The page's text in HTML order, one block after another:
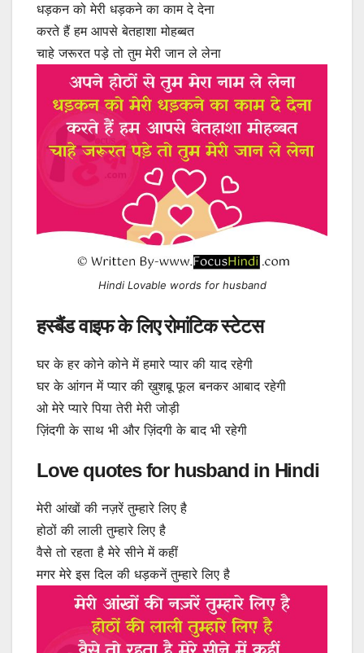
धड़कन को मेरी धड़कने का काम दे देना
करते हैं हम आपसे बेतहाशा मोहब्बत
चाहे जरूरत पड़े तो तुम मेरी जान ले लेना
Hindi Lovable words for husband
हस्बैंड वाइफ के लिए रोमांटिक स्टेटस
घर के हर कोने कोने में हमारे प्यार की याद रहेगी
घर के आंगन में प्यार की ख़ुशबू फूल बनकर आबाद रहेगी
ओ मेरे प्यारे पिया तेरी मेरी जोड़ी
ज़िंदगी के साथ भी और ज़िंदगी के बाद भी रहेगी
Love quotes for husband in Hindi
मेरी आंखों की नज़रें तुम्हारे लिए है
होठों की लाली तुम्हारे लिए है
वैसे तो रहता है मेरे सीने में कहीं
मगर मेरे इस दिल की धड़कनें तुम्हारे लिए है